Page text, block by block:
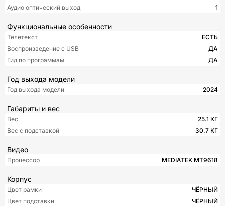
Аудио оптический выход 1
Функциональные особенности
Телетекст
ЕСТЬ
Воспроизведение с USB
ДА
Гид по программам
ДА
Год выхода модели
Год выхода модели 2024
Габариты и вес
Вес
25.1 КГ
Вес с подставкой
30.7 КГ
Видео
Процессор MEDIATEK MT9618
Корпус
Цвет рамки
ЧЁРНЫЙ
Цвет подставки
ЧЁРНЫЙ